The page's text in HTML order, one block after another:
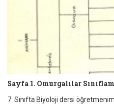
Sayfa 1. Omurgalılar
7. Sınıfta Biyoloji dersi